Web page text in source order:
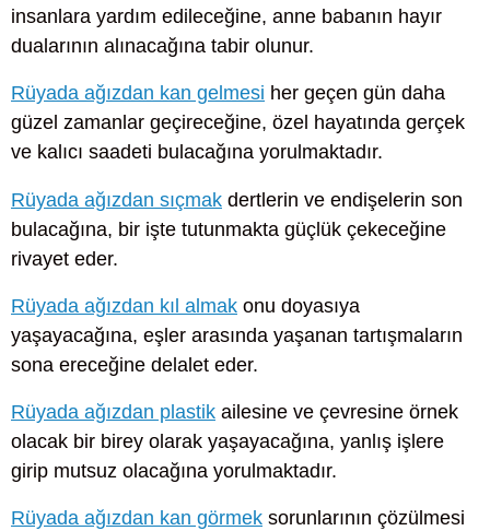
insanlara yardım edileceğine, anne babanın hayır
dualarının alınacağına tabir olunur.
Rüyada ağızdan kan gelmesi her geçen gün daha
güzel zamanlar geçireceğine, özel hayatında gerçek
ve kalıcı saadeti bulacağına yorulmaktadır.
Rüyada ağızdan sıçmak dertlerin ve endişelerin son
bulacağına, bir işte tutunmakta güçlük çekeceğine
rivayet eder.
Rüyada ağızdan kıl almak onu doyasıya
yaşayacağına, eşler arasında yaşanan tartışmaların
sona ereceğine delalet eder.
Rüyada ağızdan plastik ailesine ve çevresine örnek
olacak bir birey olarak yaşayacağına, yanlış işlere
girip mutsuz olacağına yorulmaktadır.
Rüyada ağızdan kan görmek sorunlarının çözülmesi